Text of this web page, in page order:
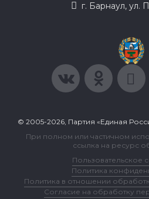
г. Барнаул, ул.
© 2005-2026, Партия «Единая
При полном или частичном
ссылка на ресурс
Пользовательское
Политика
Политика в отношении
Согласие на обработку